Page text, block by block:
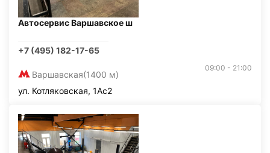
Автосервис Варшавское ш
+7 (495) 182-17-65
Варшавская(1400 м)
09:00 - 21:00
ул. Котляковская, 1Ас2